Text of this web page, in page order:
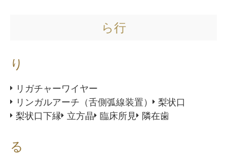
ら行
り
リガチャーワイヤー
リンガルアーチ（舌側弧線装置）
梨状口
梨状口下縁
立方晶 臨床所見 隣在歯
る